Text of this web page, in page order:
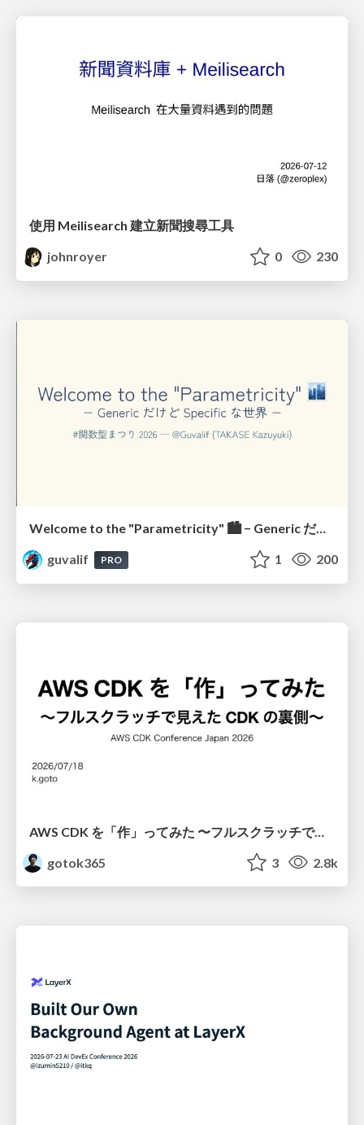
使用 Meilisearch 建立新聞搜尋工具
johnroyer
0 230
Welcome to the "Parametricity" 🏙️ − Generic だけど Specific な世界 −
guvalif
PRO 1 200
AWS CDK を「作」ってみた 〜フルスクラッチで見えた CDK の裏側〜 / aws-cdk-from-scratch
gotok365
3 2.8k